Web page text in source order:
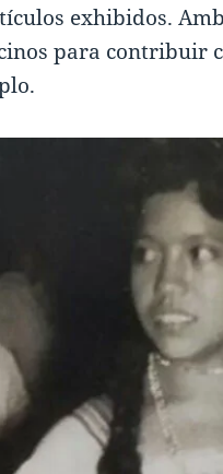
exhibidos.
para contribuir